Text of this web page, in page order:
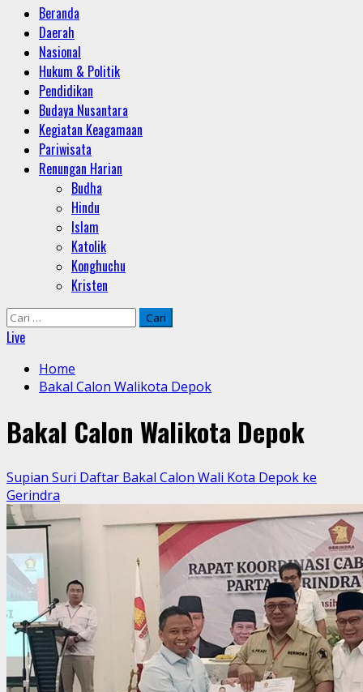
Primary
Menu
Beranda
Daerah
Nasional
Hukum & Politik
Pendidikan
Budaya Nusantara
Kegiatan Keagamaan
Pariwisata
Renungan Harian
Budha
Hindu
Islam
Katolik
Konghuchu
Kristen
Cari
untuk:
Live
Home
Bakal Calon Walikota Depok
Bakal Calon Walikota Depok
Supian Suri Daftar Bakal Calon Wali Kota Depok ke
Gerindra